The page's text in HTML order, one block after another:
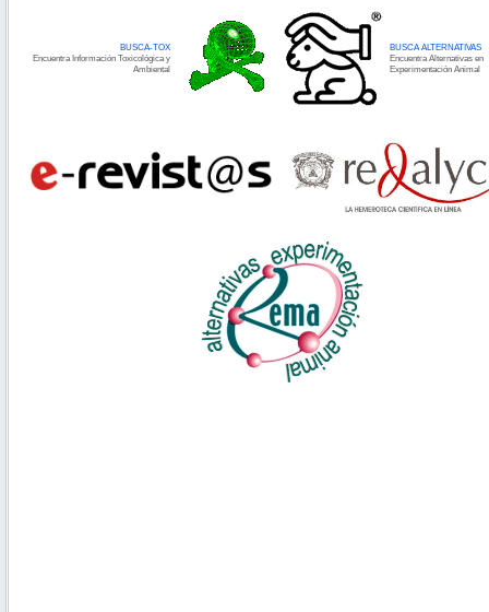
BUSCA-TOX
Encuentra Información Toxicológica y
Ambiental
BUSCA ALTERNATIVAS
Encuentra Alternativas en
Experimentación Animal